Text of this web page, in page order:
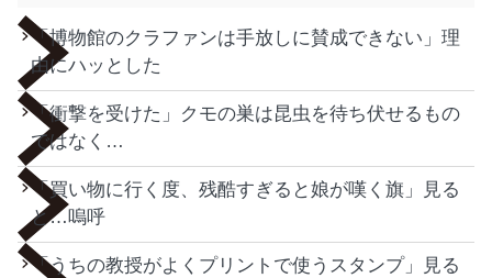
「博物館のクラファンは手放しに賛成できない」理
由にハッとした
「衝撃を受けた」クモの巣は昆虫を待ち伏せるもの
ではなく…
「買い物に行く度、残酷すぎると娘が嘆く旗」見る
と…嗚呼
「うちの教授がよくプリントで使うスタンプ」見る